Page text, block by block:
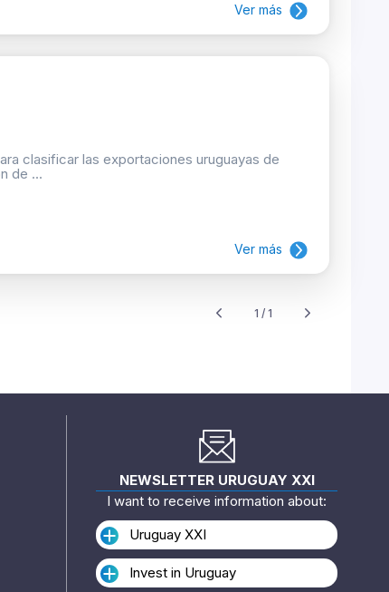
Ver más
clasificar las exportaciones uruguayas de
de ...
Ver más
1 / 1
NEWSLETTER URUGUAY XXI
I want to receive information about:
Uruguay XXI
Invest in Uruguay